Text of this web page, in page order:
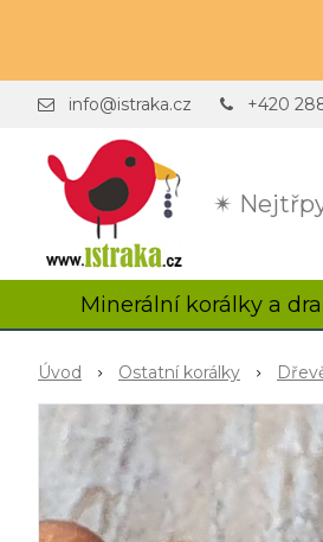
✴
info@istraka.cz +420
Minerální korálky a
Úvod Ostatní korálky